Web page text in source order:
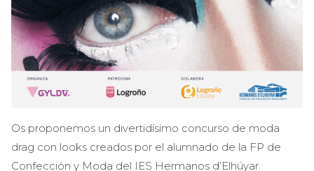
Os proponemos un divertidísimo concurso de moda
drag con looks creados por el alumnado de la FP de
Confección y Moda del IES Hermanos d’Elhúyar.